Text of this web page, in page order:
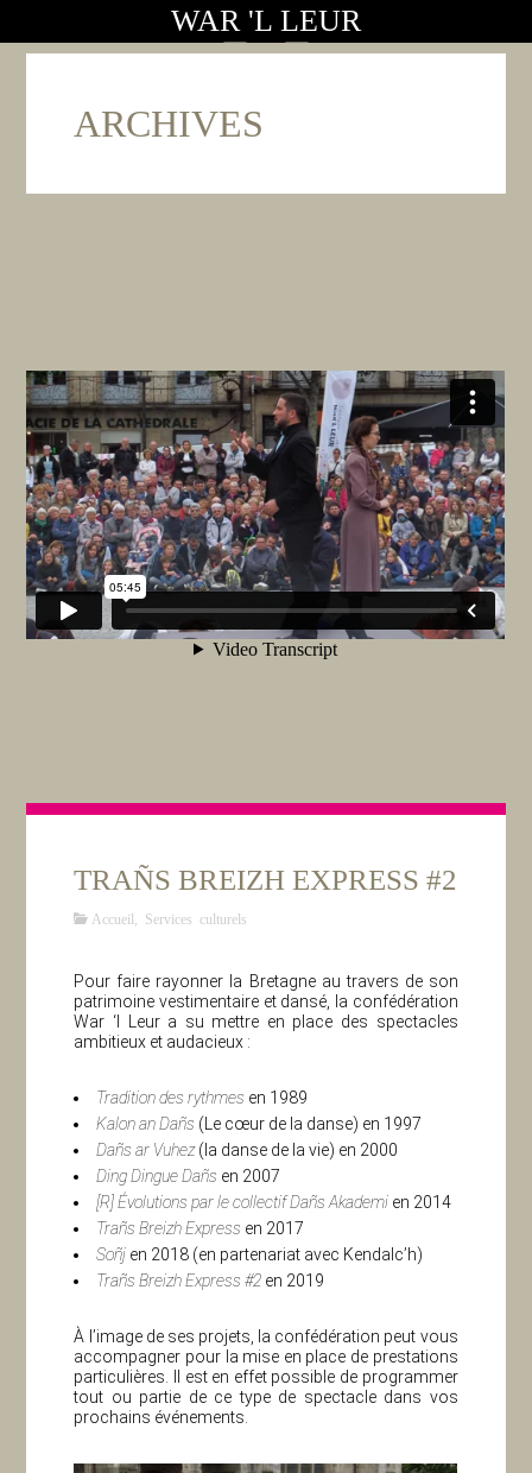
WAR 'L LEUR
ARCHIVES
TRAÑS BREIZH EXPRESS #2
Accueil Services culturels
Pour faire rayonner la Bretagne au travers de son
patrimoine vestimentaire et dansé, la confédération
War ‘l Leur a su mettre en place des spectacles
ambitieux et audacieux :
Tradition des rythmes en 1989
Kalon an Dañs (Le cœur de la danse) en 1997
Dañs ar Vuhez(la danse de la vie) en 2000
Ding Dingue Dañs en 2007
[R] Évolutions par le collectif Dañs Akademi en 2014
Trañs Breizh Express en 2017
Soñj en 2018 (en partenariat avec Kendalc’h)
Trañs Breizh Express #2 en 2019
À l’image de ses projets, la confédération peut vous
accompagner pour la mise en place de prestations
particulières. Il est en effet possible de programmer
tout ou partie de ce type de spectacle dans vos
prochains événements.